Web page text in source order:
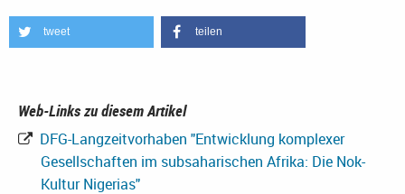
tweet teilen
Web-Links zu diesem Artikel
DFG-Langzeitvorhaben "Entwicklung komplexer
Gesellschaften im subsaharischen Afrika: Die Nok-
Kultur Nigerias"